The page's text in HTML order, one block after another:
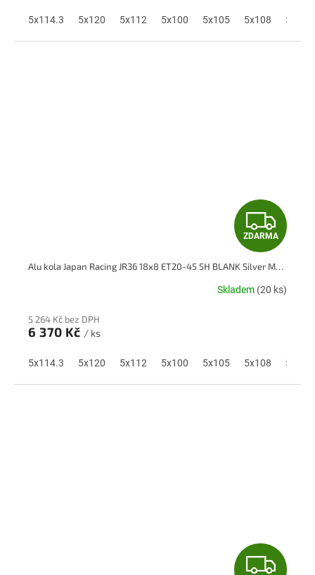
A
5x114.3 5x120 5x112 5x100 5x105 5x108 5x110
Z
D
A
A
ZDARMA
Alu kola Japan Racing JR36 18x8 ET20-45 5H BLANK Silver Machined Face
Skladem (20 ks)
5 264 Kč bez DPH
6 370 Kč / ks
5x114.3 5x120 5x112 5x100 5x105 5x108 5x110
Z